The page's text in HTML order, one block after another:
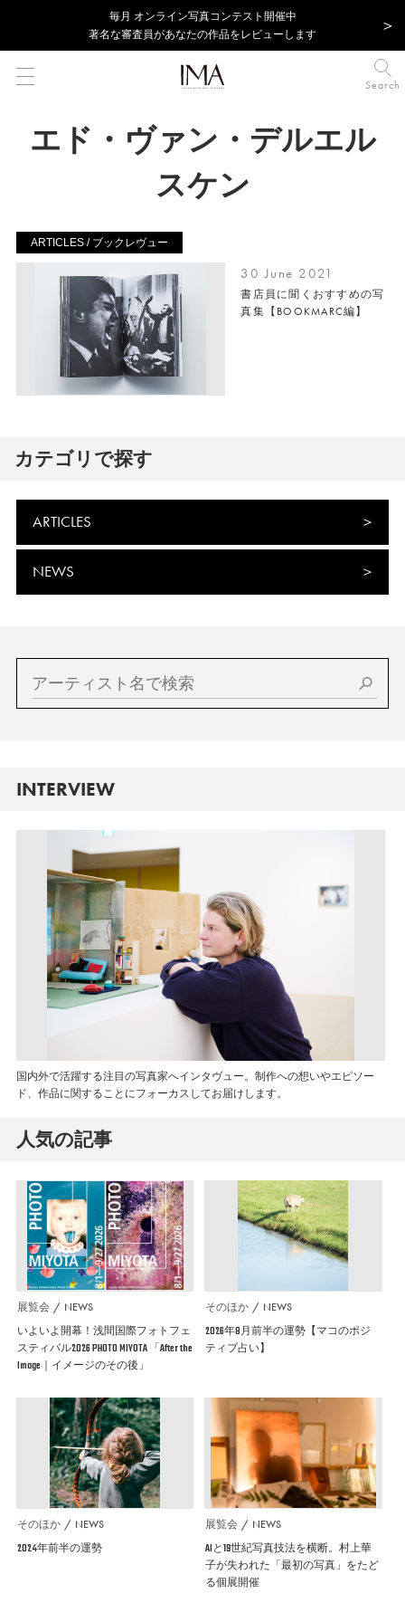
毎⽉ オンライン写真コンテスト開催中
著名な審査員があなたの作品をレビューします
Search
エド・ヴァン・デルエル
スケン
ARTICLES / ブックレヴュー
30 June 2021
書店員に聞くおすすめの写
真集【BOOKMARC編】
カテゴリで探す
ARTICLES
NEWS
INTERVIEW
国内外で活躍する注目の写真家へインタヴュー。制作への想いやエピソー
ド、作品に関することにフォーカスしてお届けします。
人気の記事
展覧会 NEWS
いよいよ開幕！浅間国際フォトフェ
スティバル2026 PHOTO MIYOTA 「After the
Image｜イメージのその後」
そのほか NEWS
2026年8月前半の運勢【マコのポジ
ティブ占い】
そのほか NEWS
2024年前半の運勢
展覧会 NEWS
AIと19世紀写真技法を横断。村上華
子が失われた「最初の写真」をたど
る個展開催